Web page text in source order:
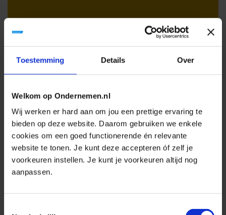
Toestemming Details Over
Welkom op Ondernemen.nl
Wij werken er hard aan om jou een prettige ervaring te
bieden op deze website. Daarom gebruiken we enkele
cookies om een goed functionerende én relevante
website te tonen. Je kunt deze accepteren óf zelf je
voorkeuren instellen. Je kunt je voorkeuren altijd nog
aanpassen.
pensioenregeling
aanpassen aan Wet
toekomst
pensioenen